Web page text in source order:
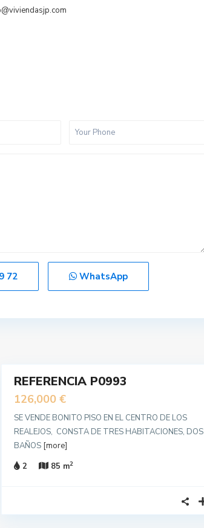
72 WhatsApp
REFERENCIA P0993
126,000 €
SE VENDE BONITO PISO EN EL CENTRO DE LOS
REALEJOS, CONSTA DE TRES HABITACIONES, DOS
BAÑOS [more]
2
85 m2
18